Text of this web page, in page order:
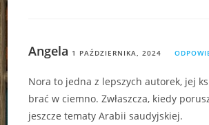
Angela 1 PAŹDZIERNIKA, 2024
Nora to jedna z lepszych autorek, jej
brać w ciemno. Zwłaszcza, kiedy
jeszcze tematy Arabii saudyjskiej.